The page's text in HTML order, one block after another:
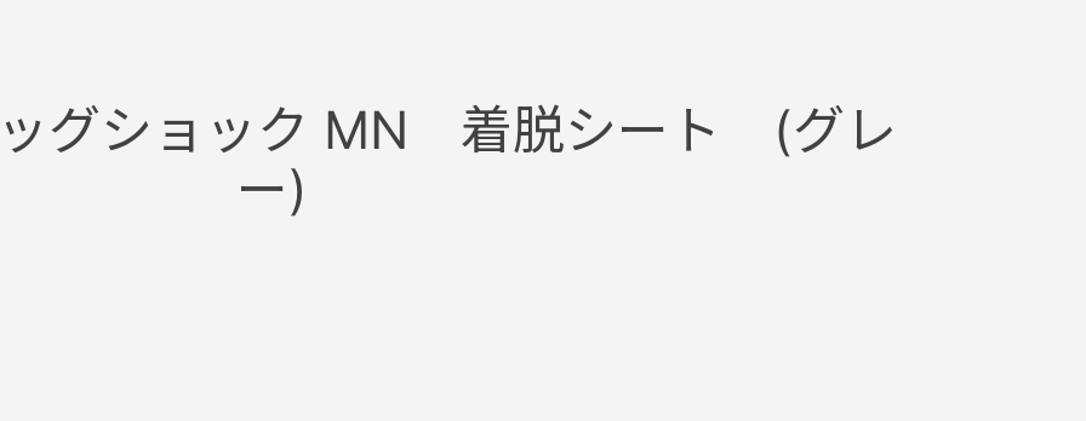
グショック MN 着脱シート (グレ
ー)